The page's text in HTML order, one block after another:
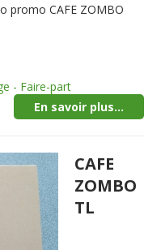
promo CAFE ZOMBO
- Faire-part
En savoir plus...
CAFE
ZOMBO
TL